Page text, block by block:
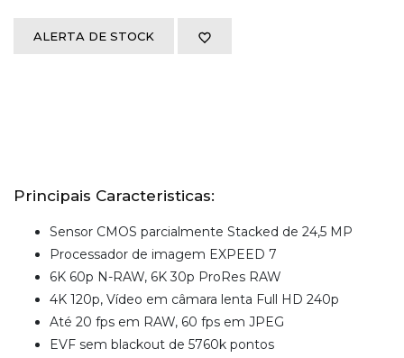
ALERTA DE STOCK
Principais Caracteristicas:
Sensor CMOS parcialmente Stacked de 24,5 MP
Processador de imagem EXPEED 7
6K 60p N-RAW, 6K 30p ProRes RAW
4K 120p, Vídeo em câmara lenta Full HD 240p
Até 20 fps em RAW, 60 fps em JPEG
EVF sem blackout de 5760k pontos